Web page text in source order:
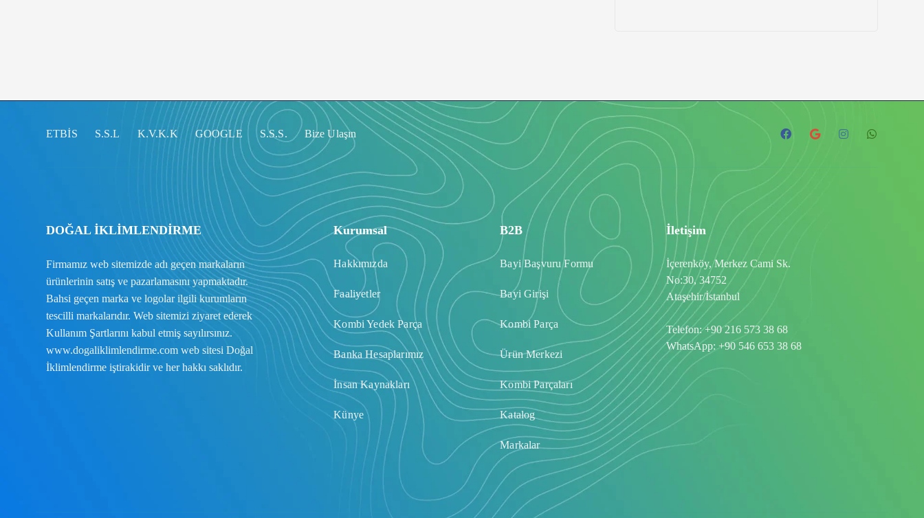
ETBİS S.S.L K.V.K.K GOOGLE S.S.S. Bize Ulaşın
DOĞAL İKLİMLENDİRME
Firmamız web sitemizde adı geçen markaların
ürünlerinin satış ve pazarlamasını yapmaktadır.
Bahsi geçen marka ve logolar ilgili kurumların
tescilli markalarıdır. Web sitemizi ziyaret ederek
Kullanım Şartlarını kabul etmiş sayılırsınız.
www.dogaliklimlendirme.com web sitesi Doğal
İklimlendirme iştirakidir ve her hakkı saklıdır.
Kurumsal
Hakkımızda
Faaliyetler
Kombi Yedek Parça
Banka Hesaplarımız
İnsan Kaynakları
Künye
B2B
Bayi Başvuru Formu
Bayi Girişi
Kombi Parça
Ürün Merkezi
Kombi Parçaları
Katalog
Markalar
İletişim
İçerenköy, Merkez Cami Sk.
No:30, 34752
Ataşehir/İstanbul
Telefon:+90 216 573 38 68
WhatsApp:+90 546 653 38 68